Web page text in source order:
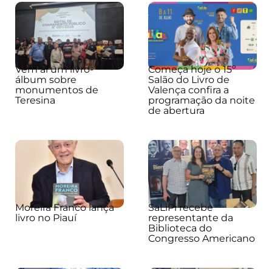
Vem aí um livro-
álbum sobre
monumentos de
Teresina
Começa hoje o 15º
Salão do Livro de
Valença confira a
programação da noite
de abertura
Moreira Franco lança
livro no Piauí
SaLiPi recebe
representante da
Biblioteca do
Congresso Americano